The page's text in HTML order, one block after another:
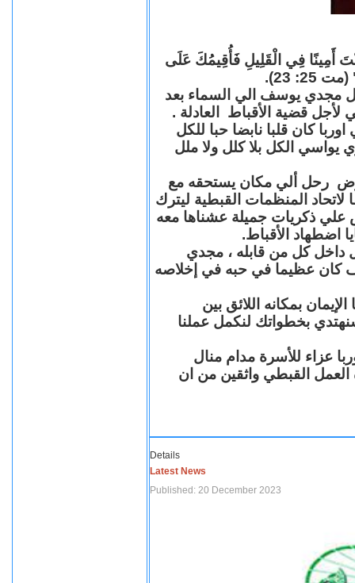
أَمِينًا فِي الْقَلِيلِ فَأُقِيمُكَ عَلَى
23).
مجدي يوسف الي السماء بعد
قضية الأقباط العادلة .
كان قلبا نابضا حبا للكل
يواسي الكل بلا كلل ولا ملل
رحل ألي مكان يستحقه مع
المنظمات القبطية ليترك
علي ذكريات جميلة عشناها معه
اضطهاد الأقباط.
داخل كل من قابله ، مجدي
عظيما في حبه في إخلاصه
بمكانه اللائق بين
بخطواتك لنكمل عملنا
عزاء للأسرة مدام منال
العمل القبطي واثقين من ان
Details
Latest News
Published: 20 December 2023